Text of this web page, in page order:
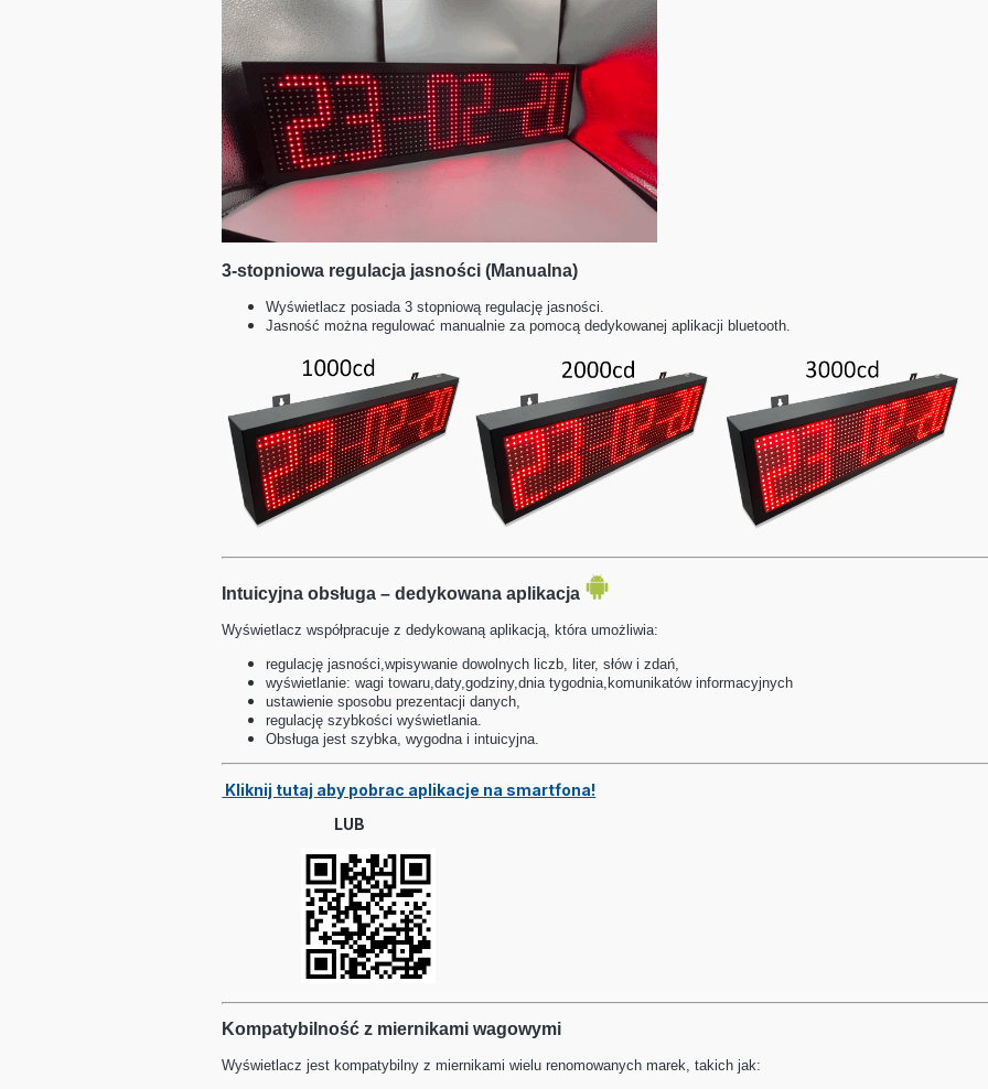
3-stopniowa regulacja jasności (Manualna)
Wyświetlacz posiada 3 stopniową regulację jasności.
Jasność można regulować manualnie za pomocą dedykowanej aplikacji bluetooth.
Intuicyjna obsługa – dedykowana aplikacja
Wyświetlacz współpracuje z dedykowaną aplikacją, która umożliwia:
regulację jasności,wpisywanie dowolnych liczb, liter, słów i zdań,
wyświetlanie: wagi towaru,daty,godziny,dnia tygodnia,komunikatów informacyjnych
ustawienie sposobu prezentacji danych,
regulację szybkości wyświetlania.
Obsługa jest szybka, wygodna i intuicyjna.
Kliknij tutaj aby pobrac aplikacje na smartfona!
LUB
Kompatybilność z miernikami wagowymi
Wyświetlacz jest kompatybilny z miernikami wielu renomowanych marek, takich jak: